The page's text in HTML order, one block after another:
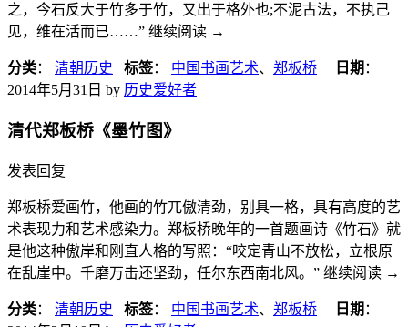
之，今石反大于竹多于竹，又出于格外也;不泥古法，不执己
见，维在活而已……” 继续阅读 →
分类： 清朝历史 标签： 中国书画艺术、 郑板桥 日期 ：
2014年5月31日 by 历史爱好者
清代郑板桥《墨竹图》
发表回复
郑板桥爱画竹，他画的竹兀傲清劲，别具一格，具有高度的艺
术表现力和艺术感染力。郑板桥晚年的一首题画诗《竹石》就
是他这种傲岸和刚直人格的写照：“咬定青山不放松，立根原
在乱崖中。千磨万击还坚劲，任尔东西南北风。” 继续阅读 →
分类： 清朝历史 标签： 中国书画艺术、 郑板桥 日期 ：